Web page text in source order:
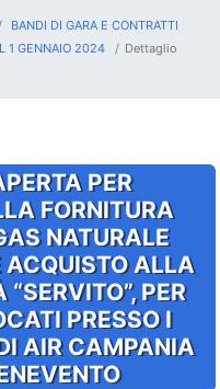
BANDI DI GARA E CONTRATTI
1 GENNAIO 2024
Dettaglio
PER
FORNITURA
NATURALE
ALLA
PER
PRESSO I
AIR CAMPANIA